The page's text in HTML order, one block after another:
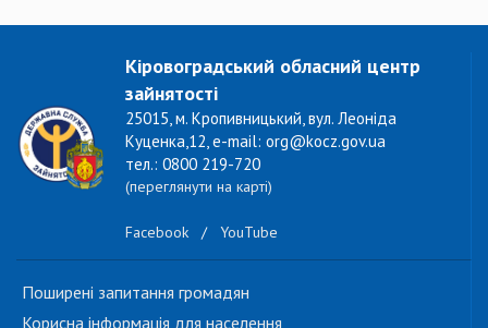
Кіровоградський обласний центр
зайнятості
25015, м. Кропивницький, вул. Леоніда
Куценка,12, e-mail: org@kocz.gov.ua
тел.: 0800 219-720
(переглянути на карті)
Facebook / YouTube
Поширені запитання громадян
Корисна інформація для населення